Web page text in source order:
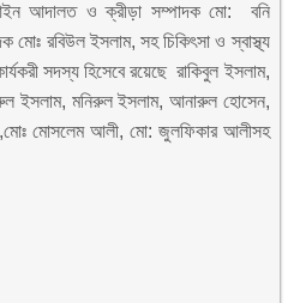
আদালত ও ক্রীড়া সম্পাদক মো: বনি
মোঃ রবিউল ইসলাম, সহ চিকিৎসা ও স্বাস্থ্য
সদস্য হিসেবে রয়েছে রাকিবুল ইসলাম,
ইসলাম, মনিরুল ইসলাম, আনারুল হোসেন,
মোসলেম আলী, মো: জুলফিকার আলীসহ